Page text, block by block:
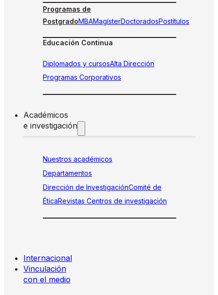
Programas de
PostgradoMBAMagísterDoctoradosPostítulos
Educación Continua
Diplomados y cursosAlta Dirección
Programas Corporativos
Académicos
e investigación
Nuestros académicos
Departamentos
Dirección de InvestigaciónComité de
ÉticaRevistas Centros de investigación
Internacional
Vinculación
con el medio